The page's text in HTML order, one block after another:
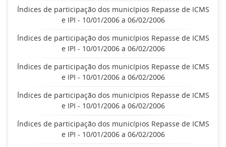
Índices de participação dos municípios Repasse de ICMS
e IPI - 10/01/2006 a 06/02/2006
Índices de participação dos municípios Repasse de ICMS
e IPI - 10/01/2006 a 06/02/2006
Índices de participação dos municípios Repasse de ICMS
e IPI - 10/01/2006 a 06/02/2006
Índices de participação dos municípios Repasse de ICMS
e IPI - 10/01/2006 a 06/02/2006
Índices de participação dos municípios Repasse de ICMS
e IPI - 10/01/2006 a 06/02/2006